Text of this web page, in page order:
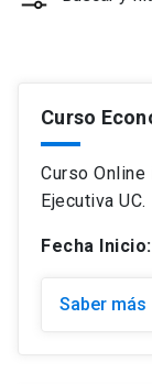
Tipo keyboard_arrow_down
Curso
Diplomado
Magíster
Temática keyboard_arrow_down
Estrategia
Finanzas
Gestión y
Modalidad keyboard_arrow_down
Híbrido
Precio keyboard_arrow_down
Curso
Curso
Ejecutiva UC.
Fecha Inicio:
Saber más